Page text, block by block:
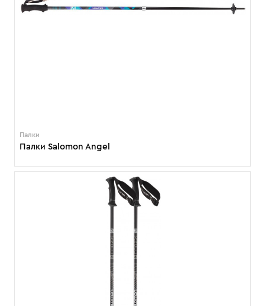
Палки
Палки Salomon Angel